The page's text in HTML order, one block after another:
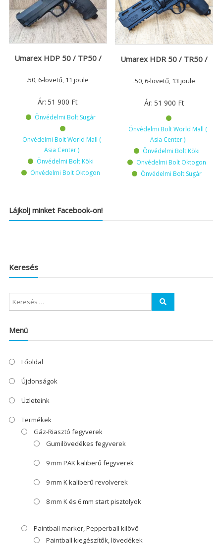
Umarex HDP 50 / TP50 /
.50, 6-lövetű, 11 joule
Ár: 51 900 Ft
Önvédelmi Bolt Sugár
Önvédelmi Bolt World Mall (
Asia Center )
Önvédelmi Bolt Köki
Önvédelmi Bolt Oktogon
Umarex HDR 50 / TR50 /
.50, 6-lövetű, 13 joule
Ár: 51 900 Ft
Önvédelmi Bolt World Mall (
Asia Center )
Önvédelmi Bolt Köki
Önvédelmi Bolt Oktogon
Önvédelmi Bolt Sugár
Lájkolj minket Facebook-on!
Keresés
Menü
Főoldal
Újdonságok
Üzleteink
Termékek
Gáz-Riasztó fegyverek
Gumilövedékes fegyverek
9 mm PAK kaliberű fegyverek
9 mm K kaliberű revolverek
8 mm K és 6 mm start pisztolyok
Paintball marker, Pepperball kilövő
Paintball kiegészítők, lövedékek